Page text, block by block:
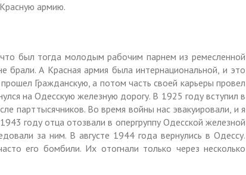
армию.
был тогда молодым рабочим парнем из ремесленной
А Красная армия была интернациональной, и это
Гражданскую, а потом часть своей карьеры провел
на Одесскую железную дорогу. В 1925 году вступил в
парттысячников. Во время войны нас эвакуировали, и я
году отца отозвали в опергруппу Одесской железной
за ним. В августе 1944 года вернулись в Одессу.
его бомбили. Их отогнали только через несколько